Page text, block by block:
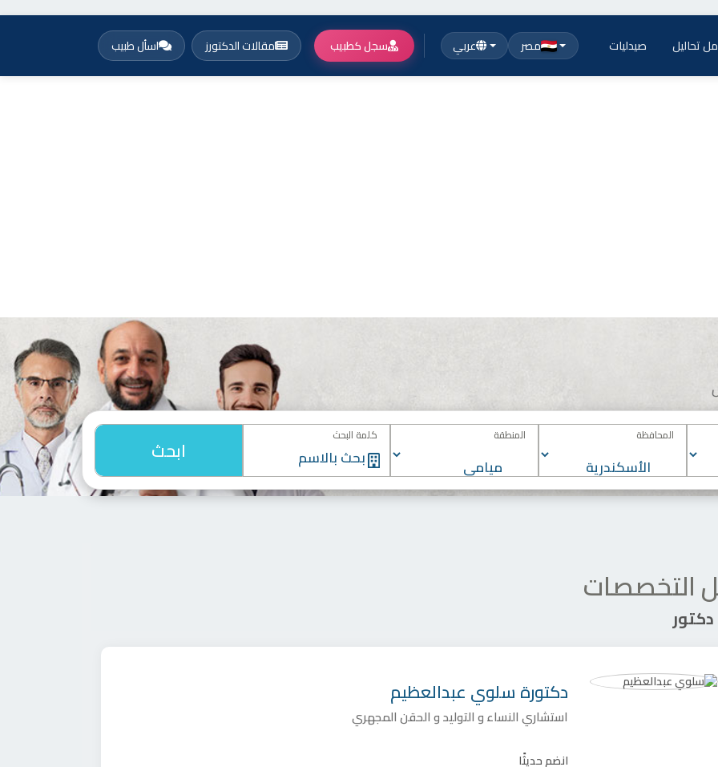
تحاليل صيدليات اسأل طبيب مقالات الدكتورز سجل كطبيب عربي مصر
المحافظة المنطقة كلمة البحث ابحث
التخصصات
دكتورة سلوي عبدالعظيم
استشاري النساء و التوليد و الحقن المجهري
انضم حديثًا